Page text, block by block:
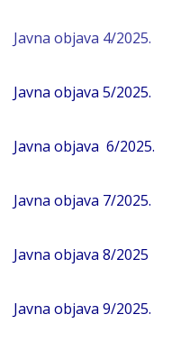
Javna objava 4/2025.
Javna objava 5/2025.
Javna objava 6/2025.
Javna objava 7/2025.
Javna objava 8/2025
Javna objava 9/2025.